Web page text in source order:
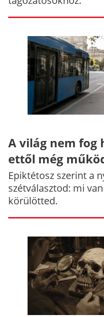
A világ nem fog
ettől még
Epiktétosz szerint a
szétválasztod: mi
körülötted.